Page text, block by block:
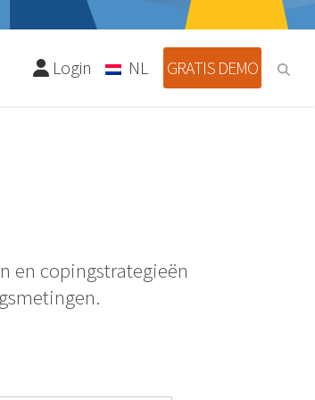
Login NL GRATIS DEMO
en copingstrategieën